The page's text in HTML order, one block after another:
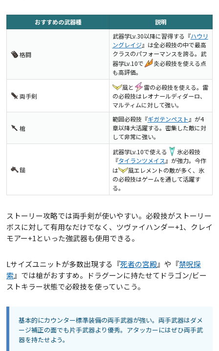
おすすめの武器種 説明
格闘
武器学Lv.30以降に習得する『ハウリ
ングレイジ』は全必殺技の中で最高
クラスのパフォーマンスを誇る。武
器学Lv.10で
炎必殺技を使える点
も高評価。
両手剣
風と
雷の必殺技を使える。雷
の必殺技はレオナールディダーロ、
マルティムに対して強い。
槍
範囲必殺技『ギガテンペスト 』が4
章以降大活躍する。密集した敵に対
して非常に強い。
鎚
武器学Lv.10で使える
氷必殺技
『タイランツメイス 』が強力。今作
は
風エレメントの敵が多く、氷
の必殺技はゲームを通して活躍す
る。
ストーリー攻略では両手剣が使いやすい。必殺技がストーリー
ボスに対して有用なだけでなく、ツヴァイハンダー+1、クレイ
モアー+1といった強武器も使用できる。
Lサイズユニットが多数出現する『死者の宮殿』や『禁呪探
索』では槍がおすすめ。ドラグーンに持たせてドラゴン/ビー
ストキラー状態で必殺技を使っていこう。
基本的にカウンター標準装備の両手武器が強い。両手武器はダメ
ージ補正の面でも片手武器より優秀。アタッカーにはぜひ両手武
器を持たせよう。